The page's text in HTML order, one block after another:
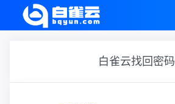
白雀云找回密码